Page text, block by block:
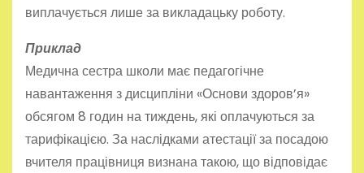
виплачується лише за викладацьку роботу.
Приклад
Медична сестра школи має педагогічне
навантаження з дисципліни «Основи здоров’я»
обсягом 8 годин на тиждень, які оплачуються за
тарифікацією. За наслідками атестації за посадою
вчителя працівниця визнана такою, що відповідає